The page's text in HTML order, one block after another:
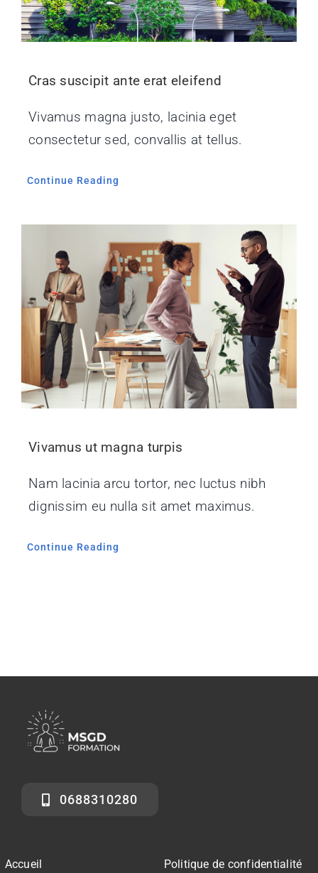
Cras suscipit ante erat eleifend
Vivamus magna justo, lacinia eget
consectetur sed, convallis at tellus.
Continue Reading
Vivamus ut magna turpis
Nam lacinia arcu tortor, nec luctus nibh
dignissim eu nulla sit amet maximus.
Continue Reading
0688310280
Accueil Politique de confidentialité